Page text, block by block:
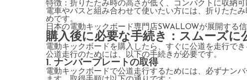
特徴：折りたたみ時の高さが低く、コンパクトに収納
電車やバスと組み合わせて使いたい方には、折りたた
めです。
日本の電動キックボード専門店SWALLOWが展開する
購入後に必要な手続き：スムーズに
電動キックボードを購入したら、すぐに公道を走行でき
公道走行のためには、以下の手続きが必要です。
1. ナンバープレートの取得
電動キックボードで公道走行するためには、必ずナン